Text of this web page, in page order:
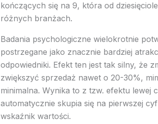
kończących się na 9, która od
różnych branżach.
Badania psychologiczne wielokrotnie
postrzegane jako znacznie bardziej
odpowiedniki. Efekt ten jest tak silny, że
zwiększyć sprzedaż nawet o 20-30%,
minimalna. Wynika to z tzw. efektu lewej
automatycznie skupia się na pierwszej
wskaźnik wartości.